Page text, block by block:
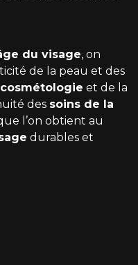
du visage, on
de la peau et des
cosmétologie et de la
des soins de la
l’on obtient au
durables et